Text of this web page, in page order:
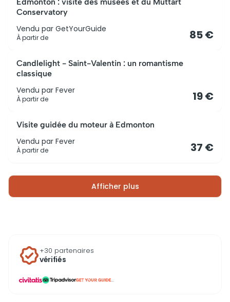
Conservatory
Vendu par GetYourGuide
À partir de 85 €
Candlelight - Saint-Valentin : un romantisme
classique
Vendu par Fever
À partir de 19 €
Visite guidée du moteur à Edmonton
Vendu par Fever
À partir de 37 €
Afficher plus
+30 partenaires
vérifiés
...